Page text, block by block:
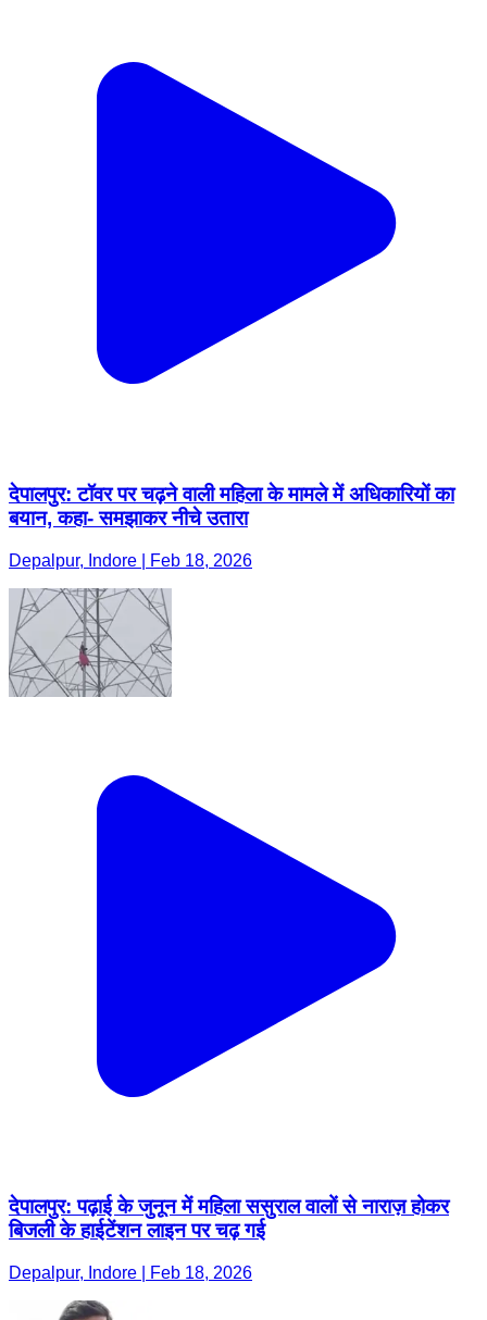
देपालपुर: टॉवर पर चढ़ने वाली महिला के मामले में अधिकारियों का
बयान, कहा- समझाकर नीचे उतारा
Depalpur, Indore | Feb 18, 2026
देपालपुर: पढ़ाई के जुनून में महिला ससुराल वालों से नाराज़ होकर
बिजली के हाईटेंशन लाइन पर चढ़ गई
Depalpur, Indore | Feb 18, 2026